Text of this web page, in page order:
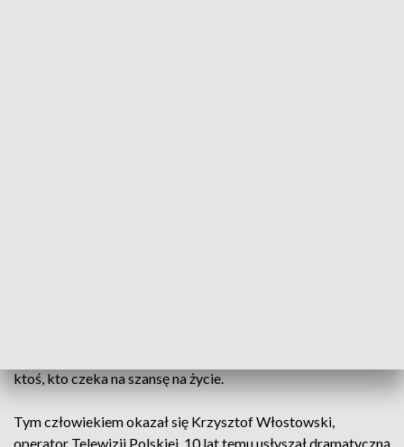
ktoś, kto czeka na szansę na życie.
Tym człowiekiem okazał się Krzysztof Włostowski,
operator Telewizji Polskiej. 10 lat temu usłyszał dramatyczną